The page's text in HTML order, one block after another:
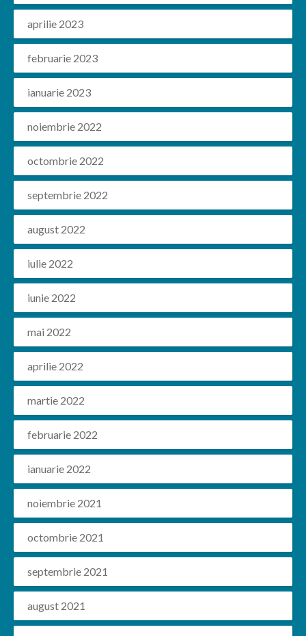
aprilie 2023
februarie 2023
ianuarie 2023
noiembrie 2022
octombrie 2022
septembrie 2022
august 2022
iulie 2022
iunie 2022
mai 2022
aprilie 2022
martie 2022
februarie 2022
ianuarie 2022
noiembrie 2021
octombrie 2021
septembrie 2021
august 2021